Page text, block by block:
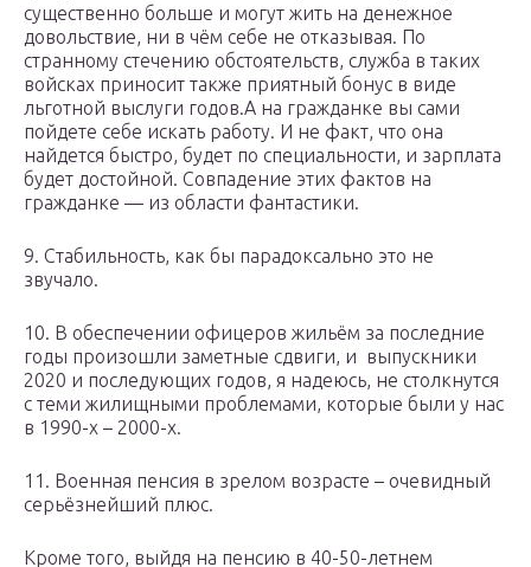
существенно больше и могут жить на денежное
довольствие, ни в чём себе не отказывая. По
странному стечению обстоятельств, служба в таких
войсках приносит также приятный бонус в виде
льготной выслуги годов.А на гражданке вы сами
пойдете себе искать работу. И не факт, что она
найдется быстро, будет по специальности, и зарплата
будет достойной. Совпадение этих фактов на
гражданке — из области фантастики.
9. Стабильность, как бы парадоксально это не
звучало.
10. В обеспечении офицеров жильём за последние
годы произошли заметные сдвиги, и выпускники
2020 и последующих годов, я надеюсь, не столкнутся
с теми жилищными проблемами, которые были у нас
в 1990-х – 2000-х.
11. Военная пенсия в зрелом возрасте – очевидный
серьёзнейший плюс.
Кроме того, выйдя на пенсию в 40-50-летнем